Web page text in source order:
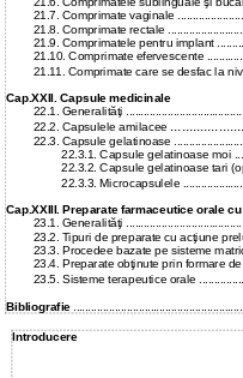
21.7. Comprimate vaginale
21.8. Comprimate rectale
21.9. Comprimatele pentru implant
21.10. Comprimate efervescente
21.11. Comprimate care se desfac la
Cap.XXII. Capsule medicinale
22.1. Generalităţi
22.2. Capsulele amilacee
22.3. Capsule gelatinoase
22.3.1. Capsule gelatinoase moi
22.3.2. Capsule gelatinoase tari
22.3.3. Microcapsulele
Cap.XXIII. Preparate farmaceutice orale
23.1. Generalităţi
23.2. Tipuri de preparate cu acţiune
23.3. Procedee bazate pe sisteme
23.4. Preparate obţinute prin formare de
23.5. Sisteme terapeutice orale
Bibliografie
Introducere